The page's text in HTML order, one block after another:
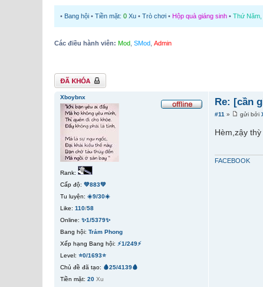
• Bang hội • Tiền mặt: 0 Xu • Trò chơi • Hộp quà giáng sinh • Thứ Năm,
Các điều hành viên: Mod SMod Admin
Chủ đề bị khóa
Re: [cần
#11 » gửi bởi
Hèm,zậy
FACEBOOK
Xboybnx
Rank:
Cấp độ: 💚883💚
Tu luyện: ☀️9/30☀️
Like: 110/58
Online: ✨1/5379✨
Bang hội: Trảm Phong
Xếp hạng Bang hội: ⚡1/249⚡
Level: ⭐0/1693⭐
Chủ đề đã tạo: 🩸25/4139🩸
Tiền mặt: 20 Xu